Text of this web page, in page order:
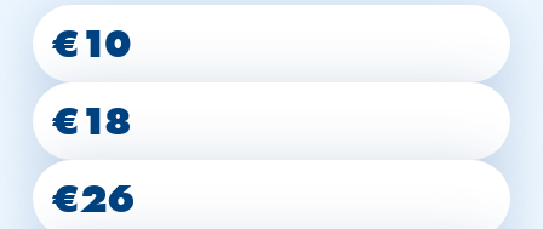
€10
€18
€26